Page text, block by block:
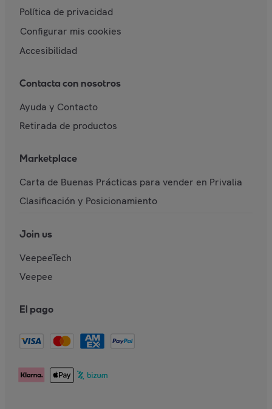
Política de privacidad
Configurar mis cookies
Accesibilidad
Contacta con nosotros
Ayuda y Contacto
Retirada de productos
Marketplace
Carta de Buenas Prácticas para vender en Privalia
Clasificación y Posicionamiento
Join us
VeepeeTech
Veepee
El pago